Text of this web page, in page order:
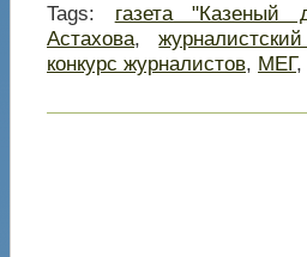
Tags: газета "Казеный
Астахова,
конкурс журналистов, МЕГ,